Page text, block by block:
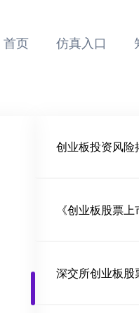
首页 仿真入口
创业板投资风
深交所创业板